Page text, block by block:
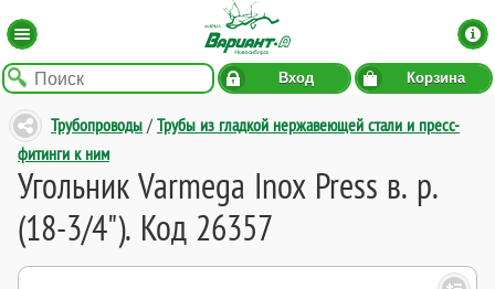
Вход Корзина
Трубопроводы / Трубы из гладкой нержавеющей стали и пресс-
фитинги к ним
Угольник Varmega Inox Press в. р.
(18-3/4"). Код 26357